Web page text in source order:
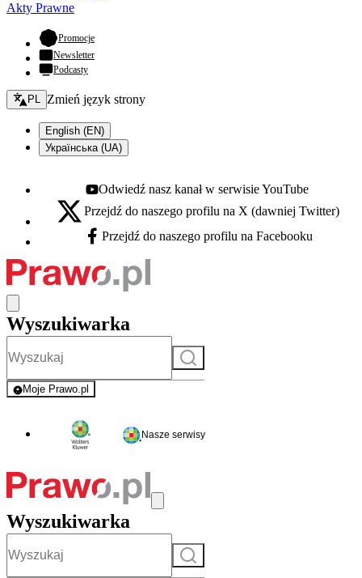
Akty Prawne
Promocje- otwiera się w nowej karcie
Newsletter
Podcasty
Zmień język - bieżący:
PL Zmień język strony
English (EN)
Українська (UA)
Youtube - otwiera się w nowej karcie
Odwiedź nasz kanał w serwisie YouTube
X - otwiera się w nowej karcie
Przejdź do naszego profilu na X (dawniej Twitter)
Facebook - otwiera się w nowej karcie
Przejdź do naszego profilu na Facebooku
Wyszukiwarka
Szukaj
Moje Prawo.pl
- rejestracja i logowanie do serwisu
Nasze serwisy
Wyszukiwarka
Szukaj